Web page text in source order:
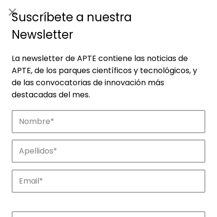
Empresas
Descubre las empresas que impulsan la
innovación en los parques de APTE.
Suscríbete a nuestra
Newsletter
La newsletter de APTE contiene las noticias de
APTE, de los parques científicos y tecnológicos, y
de las convocatorias de innovación más
destacadas del mes.